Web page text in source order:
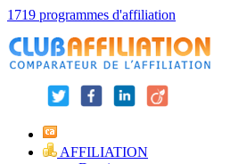
1719 programmes d'affiliation
AFFILIATION